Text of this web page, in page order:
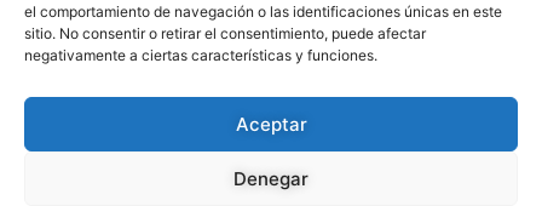
el comportamiento de navegación o las identificaciones únicas en este
sitio. No consentir o retirar el consentimiento, puede afectar
negativamente a ciertas características y funciones.
Aceptar
Denegar
Política de Privacidad